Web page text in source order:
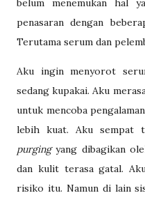
belum menemukan hal
penasaran dengan
Terutama serum dan
Aku ingin menyorot
sedang kupakai. Aku
untuk mencoba
lebih kuat. Aku sempat
purgingyang dibagikan
dan kulit terasa gatal.
risiko itu. Namun di lain